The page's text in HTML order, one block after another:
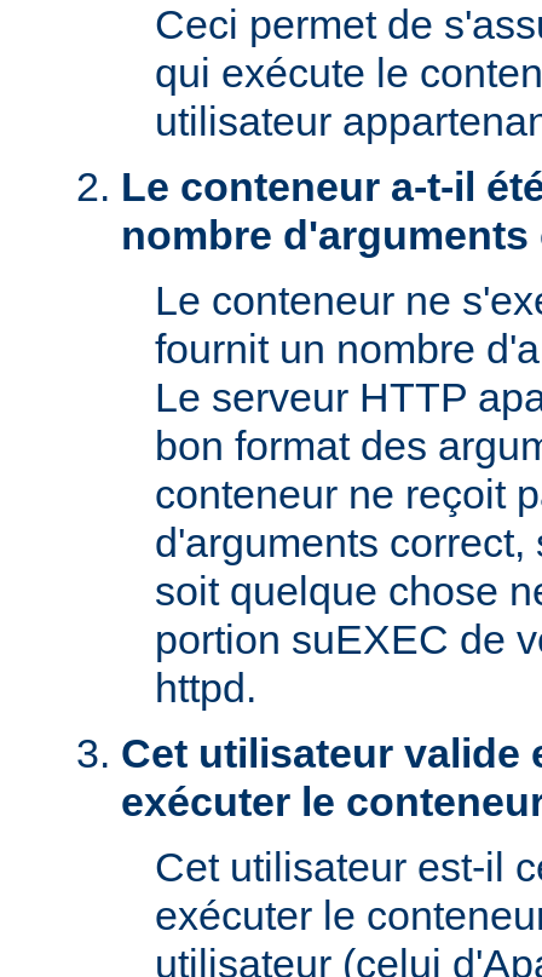
Ceci permet de
qui exécute le
utilisateur
Le conteneur a-t-il
nombre
Le conteneur ne
fournit un nombre
Le serveur HTTP
bon format des
conteneur ne reçoit
d'arguments
soit quelque chose
portion suEXEC de
httpd.
Cet utilisateur valide
exécuter le
Cet utilisateur est-il
exécuter le
utilisateur (celui